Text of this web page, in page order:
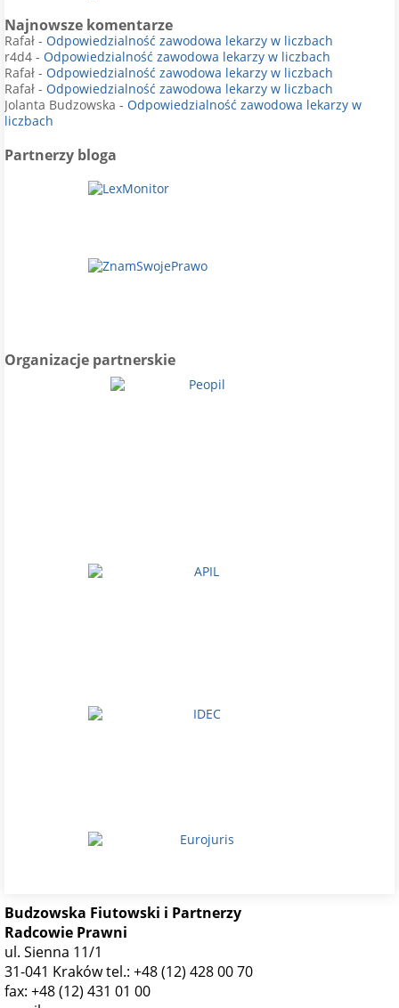
Najnowsze komentarze
Rafał - Odpowiedzialność zawodowa lekarzy w liczbach
r4d4 - Odpowiedzialność zawodowa lekarzy w liczbach
Rafał - Odpowiedzialność zawodowa lekarzy w liczbach
Rafał - Odpowiedzialność zawodowa lekarzy w liczbach
Jolanta Budzowska - Odpowiedzialność zawodowa lekarzy w
liczbach
Partnerzy bloga
Organizacje partnerskie
Budzowska Fiutowski i Partnerzy
Radcowie Prawni
ul. Sienna 11/1
31-041 Krakówtel.: +48 (12) 428 00 70
fax: +48 (12) 431 01 00